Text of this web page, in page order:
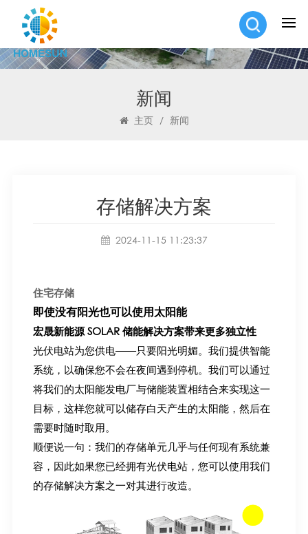
新闻
主页 / 新闻
存储解决方案
2024-11-15 11:23:37
住宅存储
即使没有阳光也可以使用太阳能
宏晟新能源 SOLAR 储能解决方案带来更多独立性
光伏电站为您供电——只要阳光明媚。我们提供智能
系统，以确保您不会在夜间遇到停机。我们可以通过
将我们的太阳能发电厂与储能装置相结合来实现这一
目标，这样您就可以储存白天产生的太阳能，然后在
需要时随时取用。
顺便说一句：我们的存储单元几乎与任何现有系统兼
容，因此如果您已经拥有光伏电站，您可以使用我们
的存储解决方案之一对其进行改造。